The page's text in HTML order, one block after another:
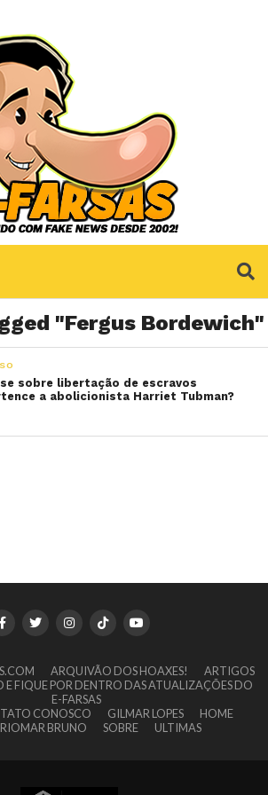
"Fergus Bordewich"
sobre libertação de escravos
a abolicionista Harriet Tubman?
ARQUIVÃO DOS HOAXES!
ARTIGOS
E FIQUE POR DENTRO DAS ATUALIZAÇÕES DO
E-FARSAS
CONOSCO
GILMAR LOPES
HOME
RIOMAR BRUNO SOBRE ULTIMAS